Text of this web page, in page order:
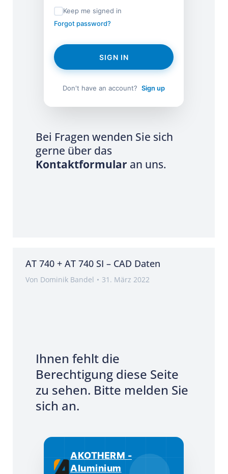
Keep me signed in
Forgot password?
SIGN IN
Don't have an account? Sign up
Bei Fragen wenden Sie sich
gerne über das
Kontaktformular an uns.
AT 740 + AT 740 SI – CAD Daten
Von Dominik Bandel 31. März 2022
Ihnen fehlt die
Berechtigung diese Seite
zu sehen. Bitte melden Sie
sich an.
AKOTHERM -
Aluminium